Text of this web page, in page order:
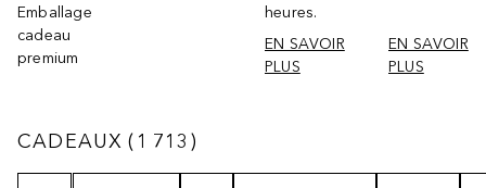
Emballage
cadeau
premium
heures.
EN SAVOIR
PLUS
EN SAVOIR
PLUS
CADEAUX 1713RÉSULTATS
CADEAUX ( 1 713 )